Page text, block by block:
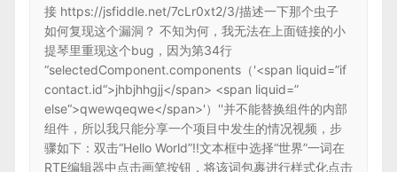
接 https://jsfiddle.net/7cLr0xt2/3/描述一下那个虫子
如何复现这个漏洞？ 不知为何，我无法在上面链接的小
提琴里重现这个bug，因为第34行
“selectedComponent.components（'<span liquid=”if
contact.id“>jhbjhhgjj</span> <span liquid=”
else“>qwewqeqwe</span>'）''并不能替换组件的内部
组件，所以我只能分享一个项目中发生的情况视频，步
骤如下：双击“Hello World”!!文本框中选择“世界”一词在
RTE编辑器中点击画笔按钮，将该词包裹进行样式化点击